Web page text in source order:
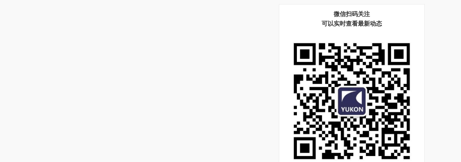
微信扫码关注
可以实时查看最新动态